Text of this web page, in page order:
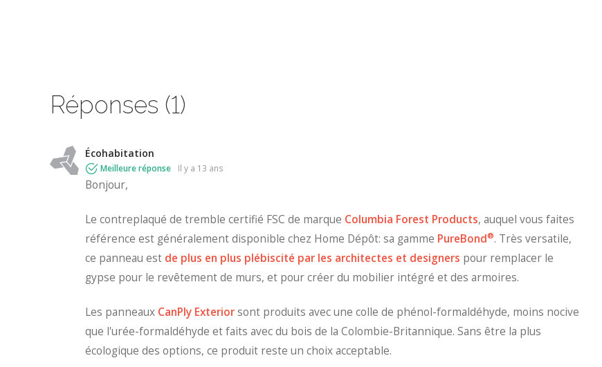
Réponses (1)
Écohabitation
Meilleure réponse il y a 13 ans
Bonjour,
Le contreplaqué de tremble certifié FSC de marque Columbia Forest Products, auquel vous faites
référence est généralement disponible chez Home Dépôt: sa gamme PureBond®. Très versatile,
ce panneau est de plus en plus plébiscité par les architectes et designers pour remplacer le
gypse pour le revêtement de murs, et pour créer du mobilier intégré et des armoires.
Les panneaux CanPly Exteriorsont produits avec une colle de phénol-formaldéhyde, moins nocive
que l'urée-formaldéhyde et faits avec du bois de la Colombie-Britannique. Sans être la plus
écologique des options, ce produit reste un choix acceptable.